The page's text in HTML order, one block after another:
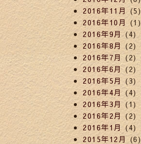
2016年11月 (5)
2016年10月 (1)
2016年9月(4)
2016年8月 (2)
2016年7月(2)
2016年6月(2)
2016年5月 (3)
2016年4月 (4)
2016年3月 (1)
2016年2月 (2)
2016年1月 (4)
2015年12月 (6)